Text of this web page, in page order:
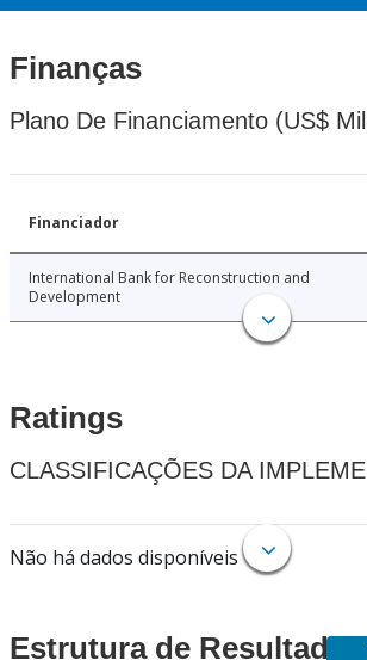
Finanças
Plano De Financiamento (US$
Financiador
International Bank for Reconstruction and
Development
Ratings
CLASSIFICAÇÕES DA
Não há dados disponíveis
Estrutura de Resultados